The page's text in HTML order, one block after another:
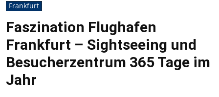
Frankfurt
Faszination Flughafen
Frankfurt – Sightseeing und
Besucherzentrum 365 Tage im
Jahr